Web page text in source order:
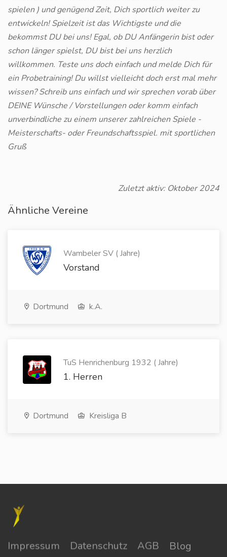
spielen ) und genügend Zeit, Dich sportlich weiter zu
entwickeln! Spielzeit ist das Wichtigste und die
bekommst DU bei uns! Egal, ob DU Anfängerin bist oder
schon länger spielst, DU bist bei uns herzlich
willkommen. Teste uns doch einfach und melde Dich für
ein Probetraining! Du willst vielleicht doch erst mal mehr
wissen? Schreib uns einfach und wir sprechen vorab über
DEINE Wünsche / Vorstellungen oder komm einfach
unverbindliche zu einem unserer zahlreichen Spiele -
Meisterschafts- oder Freundschaftsspiel. mit sportlichen
Gruß
Zuletzt aktiv: Oktober 2024
Ähnliche Vereine
Wambeler SV ( Jahre)
Vorstand
Dortmund k.A.
TuS Henrichenburg 1932 ( Jahre)
1. Herren
Dortmund Kreisliga B
Impressum Datenschutz AGB
Blog